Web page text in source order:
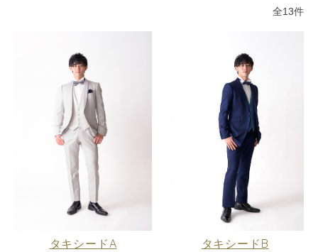
全13件
タキシードA タキシードB